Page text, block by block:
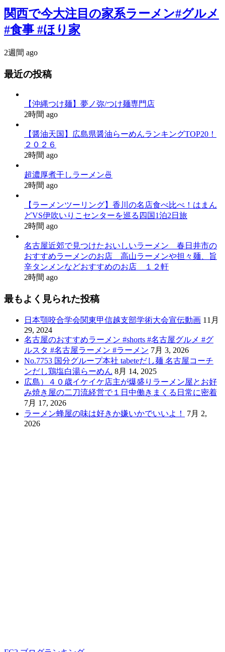
関西で今大注目の家系ラーメン#グルメ
#食事 #ほり家
2週間 ago
最近の投稿
【沖縄つけ麺】夢ノ弥/つけ麺専門店
2時間 ago
【醤油天国】広島県醤油らーめんランキングTOP20！
２０２６
2時間 ago
超濃厚煮干しラーメン🍜
2時間 ago
【ラーメンツーリング】香川の名店食べ比べ！はまん
どVS伊吹いりこセンターを巡る四国1泊2日旅
2時間 ago
名古屋近郊で見つけたおいしいラーメン 春日井市の
おすすめラーメンのお店 高山ラーメンや担々麺、旨
辛タンメンなどおすすめのお店 １２軒
2時間 ago
最もよく見られた投稿
日本顎咬合学会関東甲信越支部学術大会宣伝動画 11月
29, 2024
名古屋のおすすめラーメン #shorts #名古屋グルメ #グ
ルスタ #名古屋ラーメン #ラーメン 7月 3, 2026
No.7753 国分グループ本社 tabeteだし麺 名古屋コーチ
ンだし鶏塩白湯らーめん 8月 14, 2025
広島）４０歳イケイケ店主が爆盛りラーメン屋とお好
み焼き屋の二刀流経営で１日中働きまくる日常に密着
7月 17, 2026
ラーメン蜂屋の味は好きか嫌いかでいいよ！
7月 2,
2026